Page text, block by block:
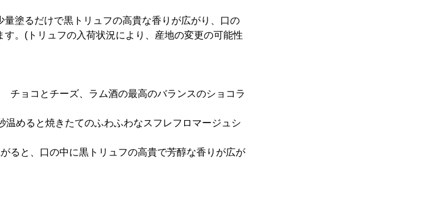
塗るだけで黒トリュフの高貴な香りが広がり、口の
。(トリュフの入荷状況により、産地の変更の可能性
ョコとチーズ、ラム酒の最高のバランスのショコラ
めると焼きたてのふわふわなスフレフロマージュシ
と、口の中に黒トリュフの高貴で芳醇な香りが広が